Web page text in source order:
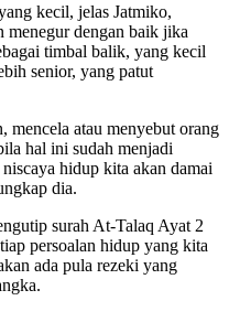
kecil, jelas Jatmiko,
menegur dengan baik jika
timbal balik, yang kecil
senior, yang patut
mencela atau menyebut orang
hal ini sudah menjadi
hidup kita akan damai
dia.
surah At-Talaq Ayat 2
persoalan hidup yang kita
ada pula rezeki yang